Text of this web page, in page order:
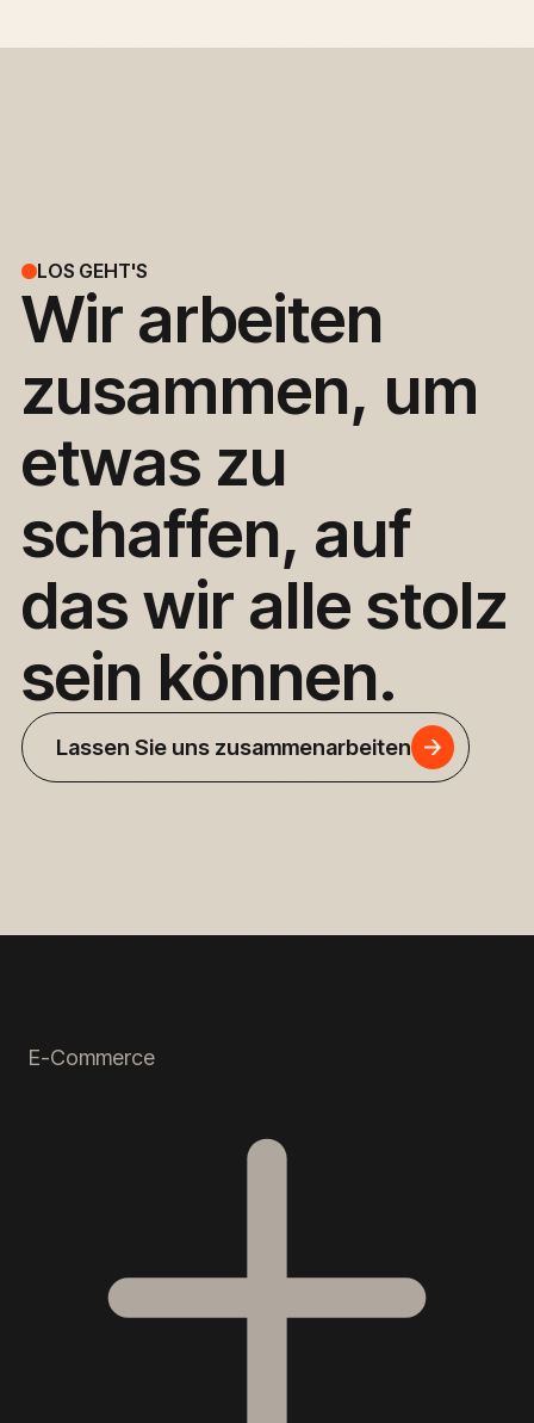
LOS GEHT'S
Wir arbeiten
zusammen, um
etwas zu
schaffen, auf
das wir alle stolz
sein können.
Lassen Sie uns zusammenarbeiten
E-Commerce